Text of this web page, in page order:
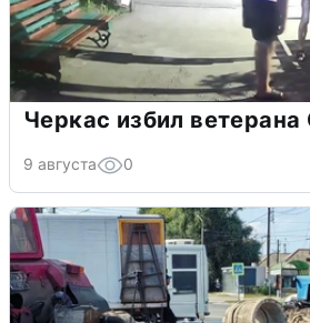
Черкас избил
9 августа 0